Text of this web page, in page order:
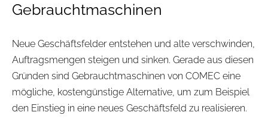
Gebrauchtmaschinen
Neue Geschäftsfelder entstehen und alte verschwinden,
Auftragsmengen steigen und sinken. Gerade aus diesen
Gründen sind Gebrauchtmaschinen von COMEC eine
mögliche, kostengünstige Alternative, um zum Beispiel
den Einstieg in eine neues Geschäftsfeld zu realisieren.